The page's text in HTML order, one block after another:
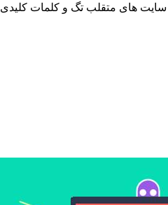
سایت های متقلب تگ و کلمات کلیدی